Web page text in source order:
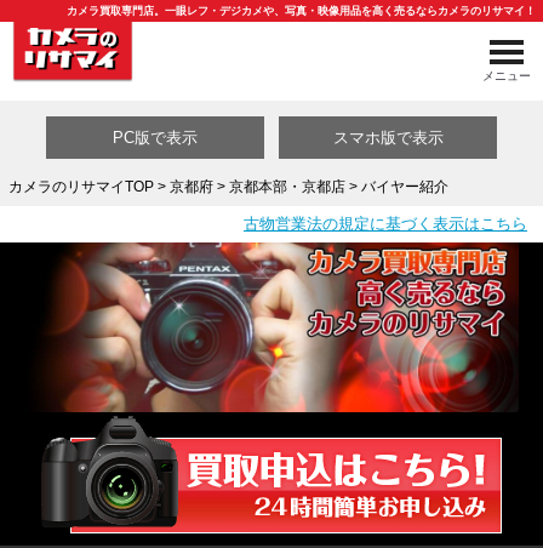
カメラ買取専門店。一眼レフ・デジカメや、写真・映像用品を高く売るならカメラのリサマイ！
メニュー
買取カテゴリ一覧
PC版で表示 スマホ版で表示
カメラのリサマイTOP> 京都府> 京都本部・京都店> バイヤー紹介
古物営業法の規定に基づく表示はこちら